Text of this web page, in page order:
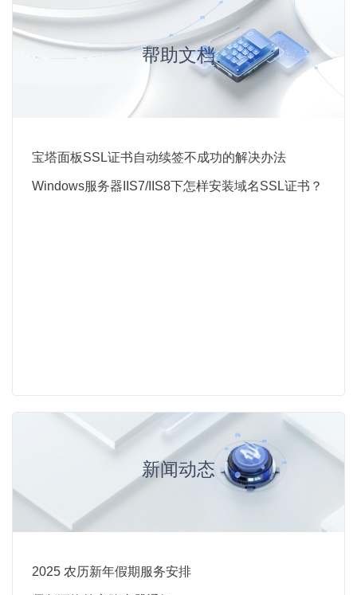
帮助文档
宝塔面板SSL证书自动续签不成功的解决办法
Windows服务器IIS7/IIS8下怎样安装域名SSL证书？
新闻动态
2025 农历新年假期服务安排